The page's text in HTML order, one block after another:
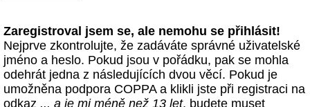
Zaregistroval jsem se, ale nemohu se přihlásit!
Nejprve zkontrolujte, že zadáváte správné uživatelské
jméno a heslo. Pokud jsou v pořádku, pak se mohla
odehrát jedna z následujících dvou věcí. Pokud je
umožněna podpora COPPA a klikli jste při registraci na
odkaz ... a je mi méně než 13 let, budete muset